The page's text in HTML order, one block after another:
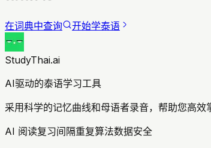
在词典中查询 开始学泰语
StudyThai.ai
AI驱动的泰语学习工具
采用科学的记忆曲线和母语者录音，帮助您高
AI 阅读复习间隔重复算法数据安全